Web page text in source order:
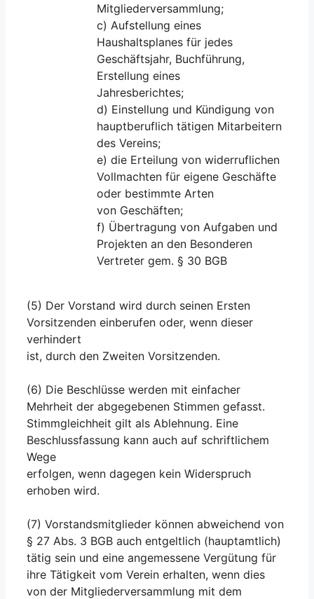
Mitgliederversammlung;
c) Aufstellung eines
Haushaltsplanes für jedes
Geschäftsjahr, Buchführung,
Erstellung eines
Jahresberichtes;
d) Einstellung und Kündigung von
hauptberuflich tätigen Mitarbeitern
des Vereins;
e) die Erteilung von widerruflichen
Vollmachten für eigene Geschäfte
oder bestimmte Arten
von Geschäften;
f) Übertragung von Aufgaben und
Projekten an den Besonderen
Vertreter gem. § 30 BGB
(5) Der Vorstand wird durch seinen Ersten
Vorsitzenden einberufen oder, wenn dieser
verhindert
ist, durch den Zweiten Vorsitzenden.
(6) Die Beschlüsse werden mit einfacher
Mehrheit der abgegebenen Stimmen gefasst.
Stimmgleichheit gilt als Ablehnung. Eine
Beschlussfassung kann auch auf schriftlichem
Wege
erfolgen, wenn dagegen kein Widerspruch
erhoben wird.
(7) Vorstandsmitglieder können abweichend von
§ 27 Abs. 3 BGB auch entgeltlich (hauptamtlich)
tätig sein und eine angemessene Vergütung für
ihre Tätigkeit vom Verein erhalten, wenn dies
von der Mitgliederversammlung mit dem